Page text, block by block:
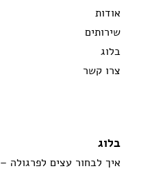
אודות
שירותים
בלוג
צרו קשר
בלוג
איך לבחור עצים לפרגולה –